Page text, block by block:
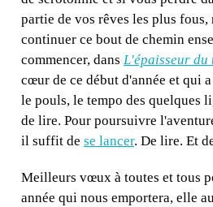
partie de vos rêves les plus fous,
continuer ce bout de chemin
commencer, dans L'épaisseur du
cœur de ce début d'année et qui
le pouls, le tempo des quelques
de lire. Pour poursuivre
il suffit de se lancer. De lire. Et
Meilleurs vœux à toutes et tous
année qui nous emportera, elle